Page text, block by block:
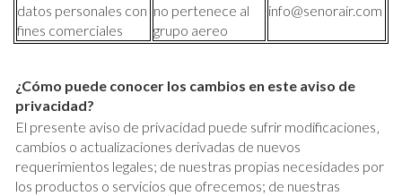
datos personales con
fines comerciales
no pertenece al
grupo aereo
info@senorair.com
¿Cómo puede conocer los cambios en este aviso de
privacidad?
El presente aviso de privacidad puede sufrir modificaciones‚
cambios o actualizaciones derivadas de nuevos
requerimientos legales; de nuestras propias necesidades por
los productos o servicios que ofrecemos; de nuestras